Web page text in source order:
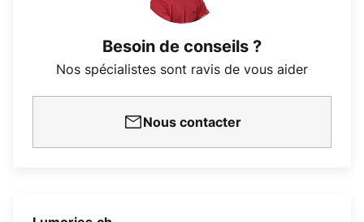
Besoin de conseils ?
Nos spécialistes sont ravis de vous aider
Nous contacter